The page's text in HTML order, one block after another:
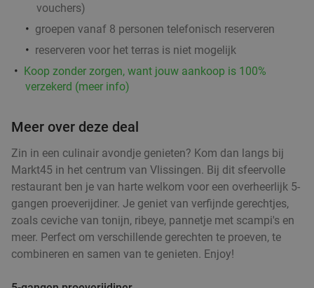
vouchers)
groepen vanaf 8 personen telefonisch reserveren
reserveren voor het terras is niet mogelijk
Koop zonder zorgen, want jouw aankoop is 100%
verzekerd (meer info)
Meer over deze deal
Zin in een culinair avondje genieten? Kom dan langs bij
Markt45 in het centrum van Vlissingen. Bij dit sfeervolle
restaurant ben je van harte welkom voor een overheerlijk 5-
gangen proeverijdiner. Je geniet van verfijnde gerechtjes,
zoals ceviche van tonijn, ribeye, pannetje met scampi's en
meer. Perfect om verschillende gerechten te proeven, te
combineren en samen van te genieten. Enjoy!